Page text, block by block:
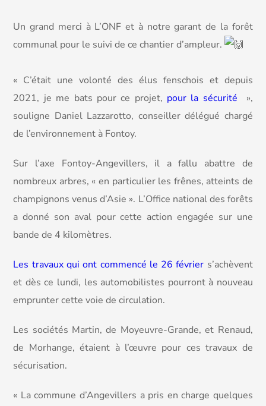
Un grand merci à L’ONF et à notre garant de la forêt
communal pour le suivi de ce chantier d’ampleur.
« C’était une volonté des élus fenschois et depuis
2021, je me bats pour ce projet, pour la sécurité
»,
souligne Daniel Lazzarotto, conseiller délégué chargé
de l’environnement à Fontoy.
Sur l’axe Fontoy-Angevillers, il a fallu abattre de
nombreux arbres, « en particulier les frênes, atteints de
champignons venus d’Asie ». L’Office national des forêts
a donné son aval pour cette action engagée sur une
bande de 4 kilomètres.
Les travaux qui ont commencé le 26 février s’achèvent
et dès ce lundi, les automobilistes pourront à nouveau
emprunter cette voie de circulation.
Les sociétés Martin, de Moyeuvre-Grande, et Renaud,
de Morhange, étaient à l’œuvre pour ces travaux de
sécurisation.
« La commune d’Angevillers a pris en charge quelques